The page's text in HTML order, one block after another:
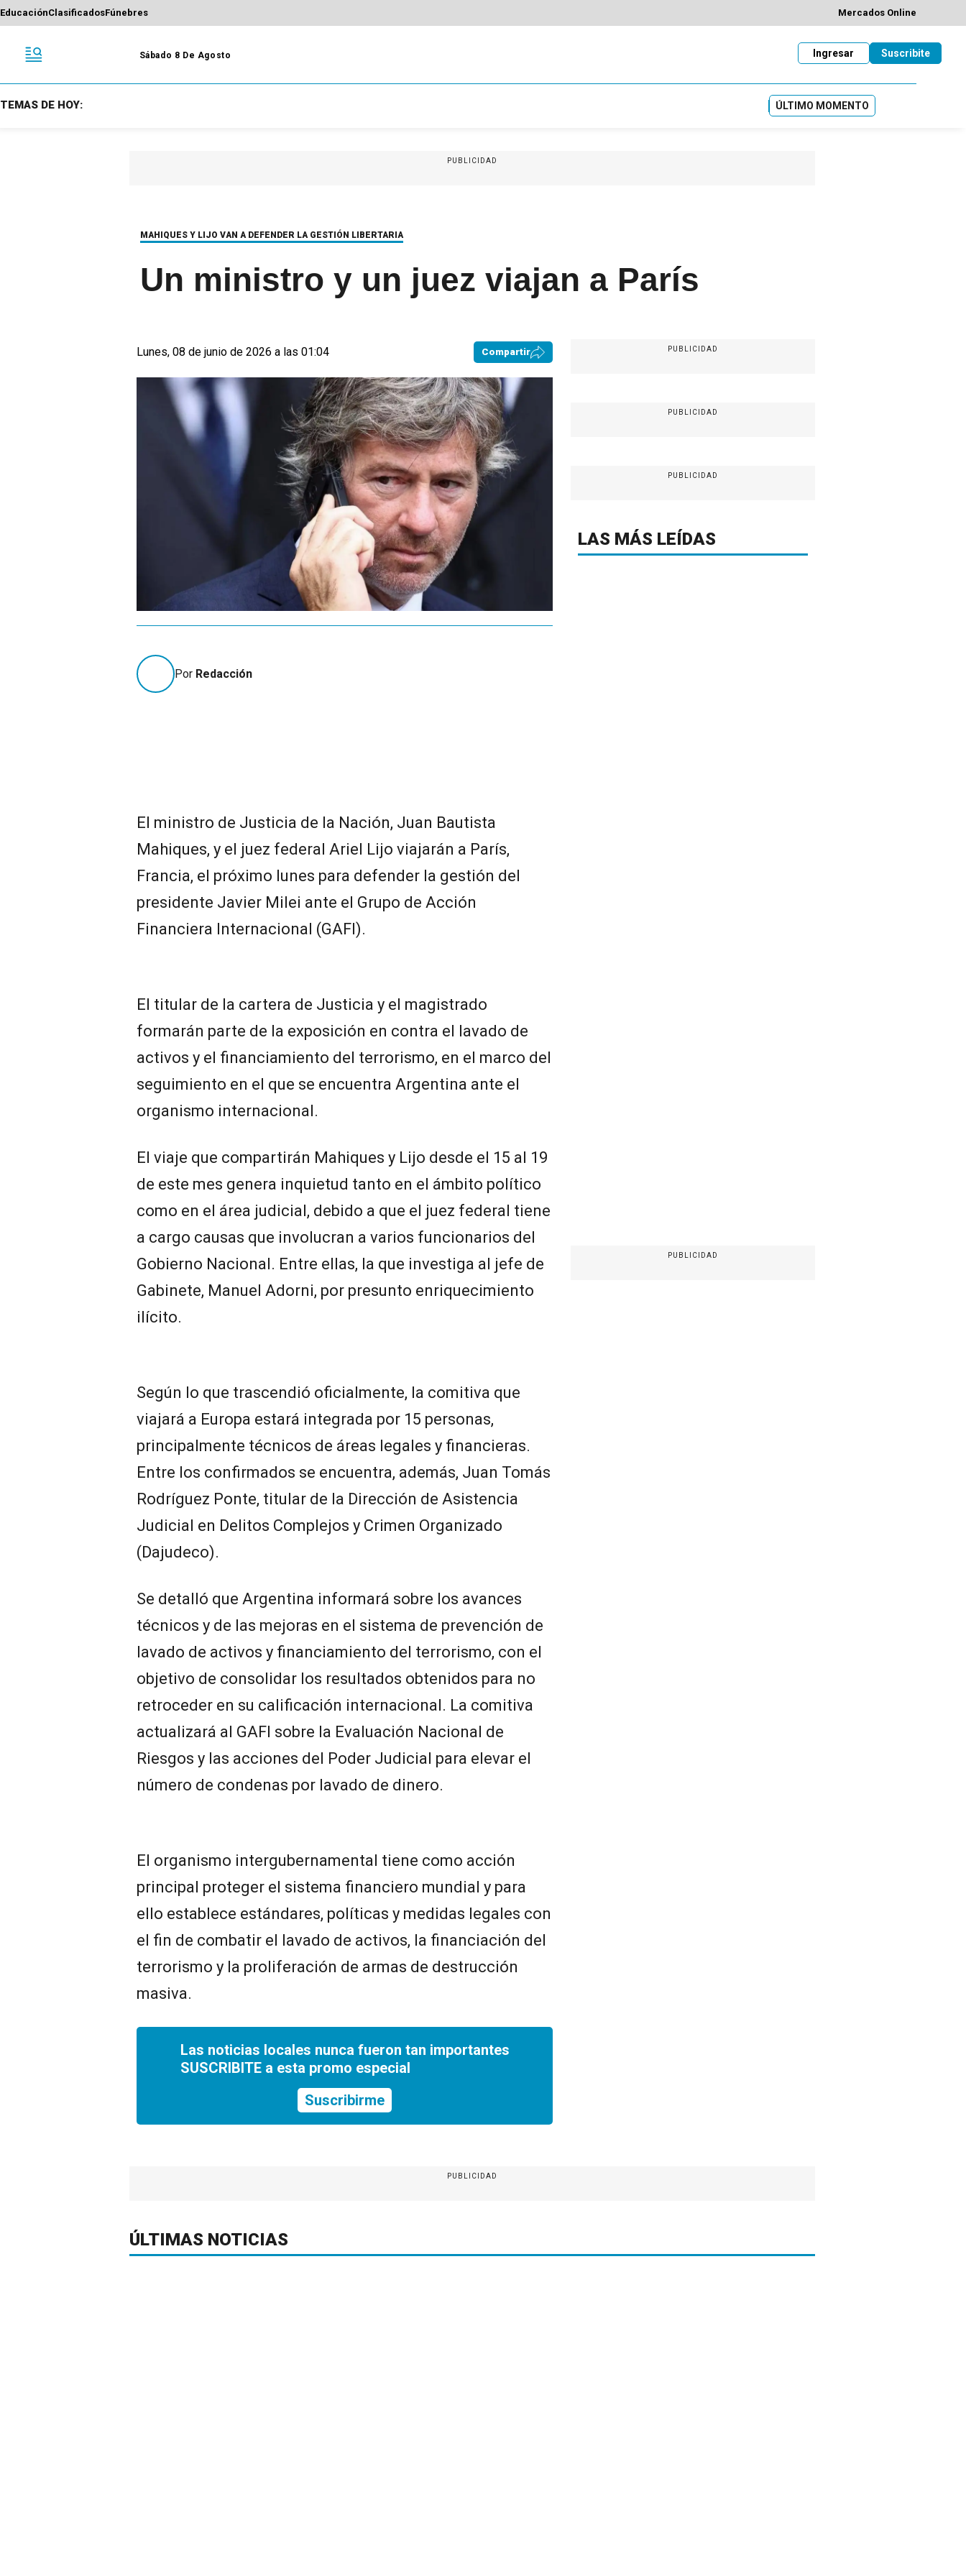
EducaciónClasificadosFúnebres Mercados Online
Sábado 8 De Agosto Suscribite
Ingresar
TEMAS DE HOY: ÚLTIMO MOMENTO
PUBLICIDAD
MAHIQUES Y LIJO VAN A DEFENDER LA GESTIÓN LIBERTARIA
Un ministro y un juez viajan a París
Lunes, 08 de junio de 2026 a las 01:04 Compartir
Por Redacción
El ministro de Justicia de la Nación, Juan Bautista
Mahiques, y el juez federal Ariel Lijo viajarán a París,
Francia, el próximo lunes para defender la gestión del
presidente Javier Milei ante el Grupo de Acción
Financiera Internacional (GAFI).
El titular de la cartera de Justicia y el magistrado
formarán parte de la exposición en contra el lavado de
activos y el financiamiento del terrorismo, en el marco del
seguimiento en el que se encuentra Argentina ante el
organismo internacional.
El viaje que compartirán Mahiques y Lijo desde el 15 al 19
de este mes genera inquietud tanto en el ámbito político
como en el área judicial, debido a que el juez federal tiene
a cargo causas que involucran a varios funcionarios del
Gobierno Nacional. Entre ellas, la que investiga al jefe de
Gabinete, Manuel Adorni, por presunto enriquecimiento
ilícito.
Según lo que trascendió oficialmente, la comitiva que
viajará a Europa estará integrada por 15 personas,
principalmente técnicos de áreas legales y financieras.
Entre los confirmados se encuentra, además, Juan Tomás
Rodríguez Ponte, titular de la Dirección de Asistencia
Judicial en Delitos Complejos y Crimen Organizado
(Dajudeco).
Se detalló que Argentina informará sobre los avances
técnicos y de las mejoras en el sistema de prevención de
lavado de activos y financiamiento del terrorismo, con el
objetivo de consolidar los resultados obtenidos para no
retroceder en su calificación internacional. La comitiva
actualizará al GAFI sobre la Evaluación Nacional de
Riesgos y las acciones del Poder Judicial para elevar el
número de condenas por lavado de dinero.
El organismo intergubernamental tiene como acción
principal proteger el sistema financiero mundial y para
ello establece estándares, políticas y medidas legales con
el fin de combatir el lavado de activos, la financiación del
terrorismo y la proliferación de armas de destrucción
masiva.
Las noticias locales nunca fueron tan importantes
SUSCRIBITE a esta promo especial
Suscribirme
PUBLICIDAD
PUBLICIDAD
PUBLICIDAD
LAS MÁS LEÍDAS
PUBLICIDAD
PUBLICIDAD
ÚLTIMAS NOTICIAS